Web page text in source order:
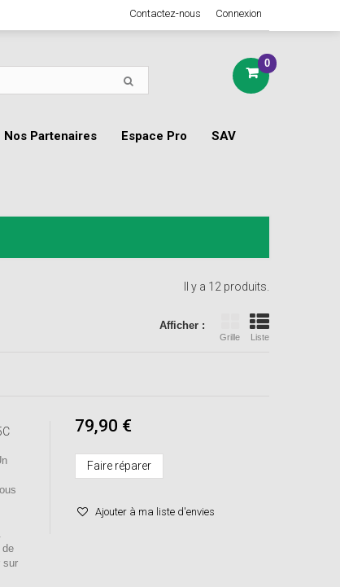
Connexion
Contactez-nous
0
Nos Partenaires Espace Pro SAV
Il y a 12 produits.
Afficher :
Grille Liste
de
sur
79,90 €
Faire réparer
Ajouter à ma liste d'envies